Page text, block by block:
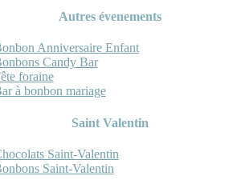
Autres évenements
Anniversaire Enfant
Candy Bar
foraine
à bonbon mariage
Saint Valentin
Saint-Valentin
Saint-Valentin